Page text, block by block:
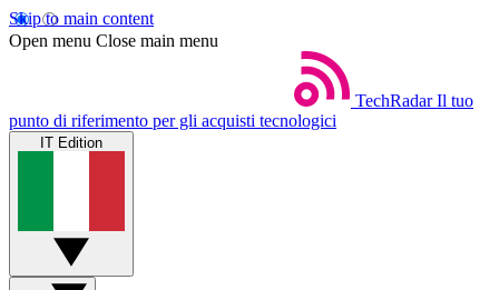
Skip to main content
Open menu Close main menu
TechRadar Il tuo
punto di riferimento per gli acquisti tecnologici
IT Edition